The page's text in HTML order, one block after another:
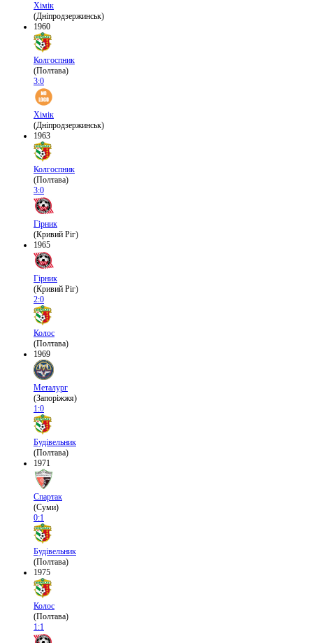
Хімік
(Дніпродзержинськ)
1960
Колгоспник
(Полтава)
3:0
Хімік
(Дніпродзержинськ)
1963
Колгоспник
(Полтава)
3:0
Гірник
(Кривий Ріг)
1965
Гірник
(Кривий Ріг)
2:0
Колос
(Полтава)
1969
Металург
(Запоріжжя)
1:0
Будівельник
(Полтава)
1971
Спартак
(Суми)
0:1
Будівельник
(Полтава)
1975
Колос
(Полтава)
1:1